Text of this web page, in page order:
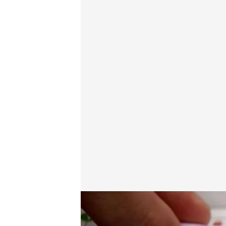
Ozempic, el medicamento que utilizan para perder